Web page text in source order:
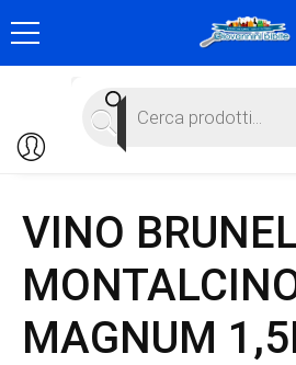
Products
search
VINO
MAGNUM